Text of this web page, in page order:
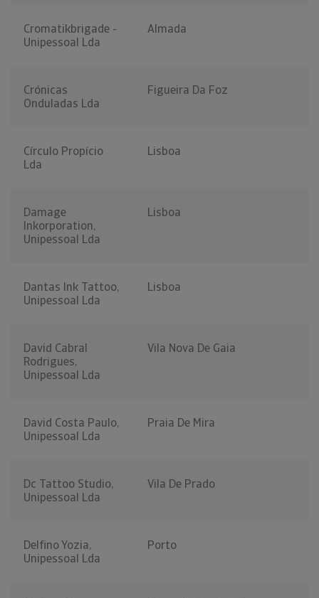
Cromatikbrigade -
Unipessoal Lda
Almada
Crónicas
Onduladas Lda
Figueira Da Foz
Círculo Propício
Lda
Lisboa
Damage
Inkorporation,
Unipessoal Lda
Lisboa
Dantas Ink Tattoo,
Unipessoal Lda
Lisboa
David Cabral
Rodrigues,
Unipessoal Lda
Vila Nova De Gaia
David Costa Paulo,
Unipessoal Lda
Praia De Mira
Dc Tattoo Studio,
Unipessoal Lda
Vila De Prado
Delfino Yozia,
Unipessoal Lda
Porto